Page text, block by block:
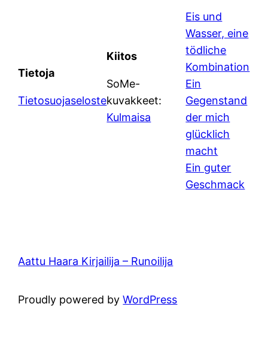
Tietoja
Tietosuojaseloste
Kiitos
SoMe-
kuvakkeet:
Kulmaisa
Eis und
Wasser, eine
tödliche
Kombination
Ein
Gegenstand
der mich
glücklich
macht
Ein guter
Geschmack
Aattu Haara Kirjailija – Runoilija
Proudly powered byWordPress